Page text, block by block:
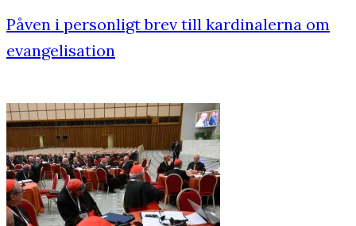
Påven i personligt brev till kardinalerna om
evangelisation